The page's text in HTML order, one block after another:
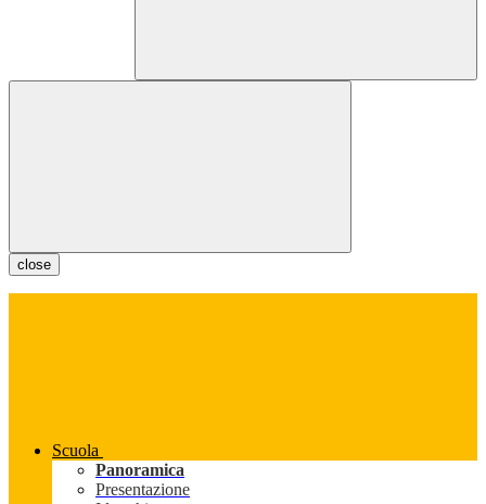
close
Scuola
Panoramica
Presentazione